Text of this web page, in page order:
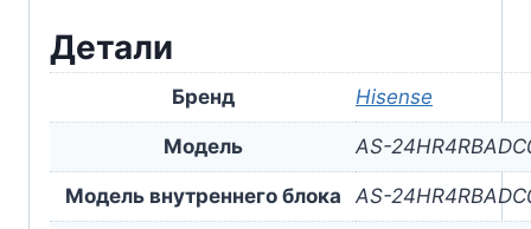
Детали
Бренд Hisense
Модель AS-
Модель внутреннего блока AS-